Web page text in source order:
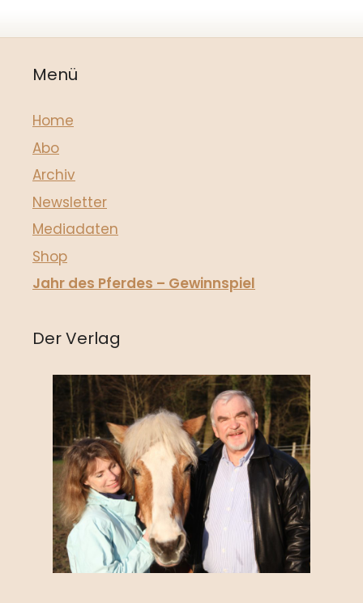
Menü
Home
Abo
Archiv
Newsletter
Mediadaten
Shop
Jahr des Pferdes – Gewinnspiel
Der Verlag